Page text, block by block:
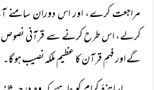
مراجعت کرے، اور اس دوران سامنے
کرلے، اس طرح کرنے سے قرآنی نصوص
گے اور فہمِ قرآن کا عظیم ملکہ نصیب ہو گا۔